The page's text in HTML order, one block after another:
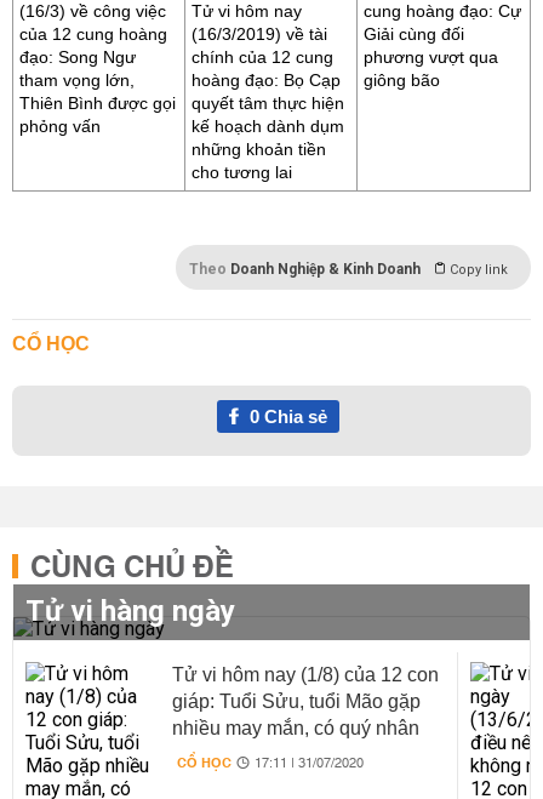
(16/3) về công việc
của 12 cung hoàng
đạo: Song Ngư
tham vọng lớn,
Thiên Bình được gọi
phỏng vấn
Tử vi hôm nay
(16/3/2019) về tài
chính của 12 cung
hoàng đạo: Bọ Cạp
quyết tâm thực hiện
kế hoạch dành dụm
những khoản tiền
cho tương lai
cung hoàng đạo: Cự
Giải cùng đối
phương vượt qua
giông bão
Theo Doanh Nghiệp & Kinh Doanh Copy link
CỔ HỌC
0Chia sẻ
CÙNG CHỦ ĐỀ
Tử vi hàng ngày
Tử vi hôm nay (1/8) của 12 con
giáp: Tuổi Sửu, tuổi Mão gặp
nhiều may mắn, có quý nhân
giúp đỡ
CỔ HỌC 17:11 | 31/07/2020